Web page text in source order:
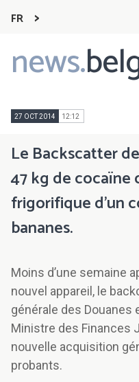
FR
news.
Main
navigation
27 OCT 2014 12:12
Le Backscatter
47 kg de cocaïne
frigorifique d’un
bananes.
Moins d’une semaine
nouvel appareil, le
générale des
Ministre des Finances
nouvelle acquisition
probants.